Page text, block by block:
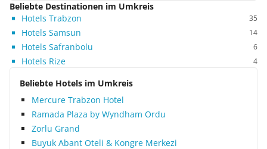
Beliebte Destinationen im Umkreis
Hotels Trabzon
35
Hotels Samsun 14
Hotels Safranbolu 6
Hotels Rize 4
Beliebte Hotels im Umkreis
Mercure Trabzon Hotel
Ramada Plaza by Wyndham Ordu
Zorlu Grand
Buyuk Abant Oteli & Kongre Merkezi